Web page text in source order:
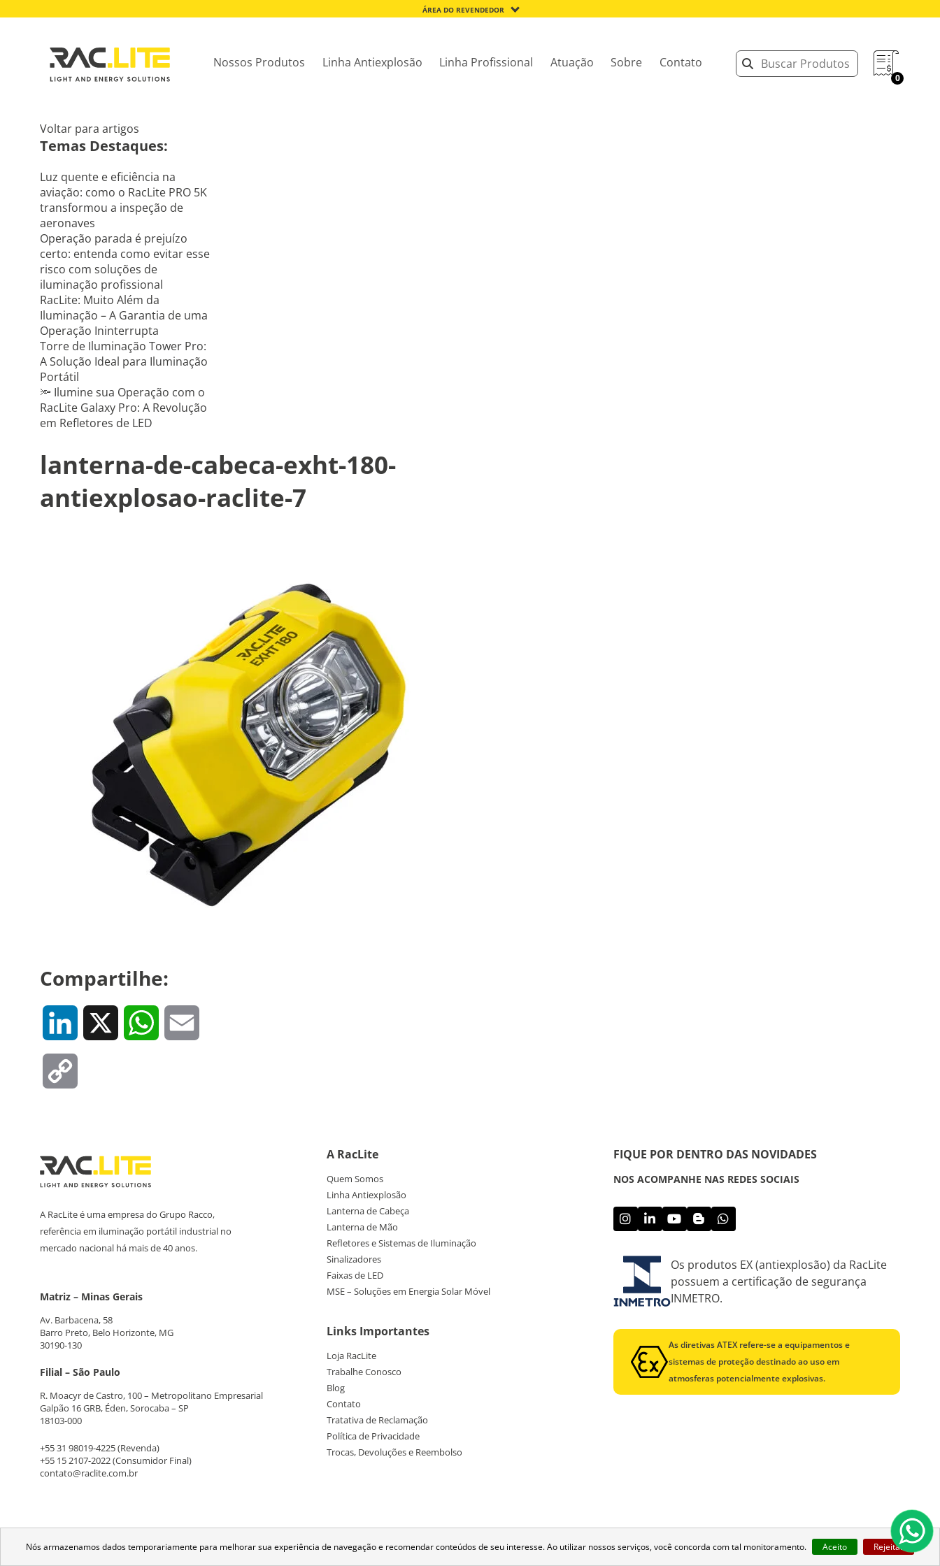
Nós armazenamos dados temporariamente para melhorar sua experiência de navegação e recomendar conteúdos de seu interesse. Ao utilizar nossos serviços, você concorda com tal monitoramento. Aceito Rejeitar
ÁREA DO REVENDEDOR
Nossos Produtos Linha Antiexplosão Linha Profissional Atuação Sobre Contato
0
Voltar para artigos
Temas Destaques:
Luz quente e eficiência na
aviação: como o RacLite PRO 5K
transformou a inspeção de
aeronaves
Operação parada é prejuízo
certo: entenda como evitar esse
risco com soluções de
iluminação profissional
RacLite: Muito Além da
Iluminação – A Garantia de uma
Operação Ininterrupta
Torre de Iluminação Tower Pro:
A Solução Ideal para Iluminação
Portátil
🔦 Ilumine sua Operação com o
RacLite Galaxy Pro: A Revolução
em Refletores de LED
lanterna-de-cabeca-exht-180-
antiexplosao-raclite-7
Compartilhe:
LinkedIn WhatsApp
A RacLite é uma empresa do Grupo Racco,
referência em iluminação portátil industrial no
mercado nacional há mais de 40 anos.
Matriz – Minas Gerais
Av. Barbacena, 58
Barro Preto, Belo Horizonte, MG
30190-130
Filial – São Paulo
R. Moacyr de Castro, 100 – Metropolitano Empresarial
Galpão 16 GRB, Éden, Sorocaba – SP
18103-000
+55 31 98019-4225(Revenda)
+55 15 2107-2022(Consumidor Final)
contato@raclite.com.br
A RacLite
Quem Somos
Linha Antiexplosão
Lanterna de Cabeça
Lanterna de Mão
Refletores e Sistemas de Iluminação
Sinalizadores
Faixas de LED
MSE – Soluções em Energia Solar Móvel
Links Importantes
Loja RacLite
Trabalhe Conosco
Blog
Contato
Tratativa de Reclamação
Política de Privacidade
Trocas, Devoluções e Reembolso
FIQUE POR DENTRO DAS NOVIDADES
NOS ACOMPANHE NAS REDES SOCIAIS
Os produtos EX (antiexplosão) da RacLite
possuem a certificação de segurança
INMETRO.
As diretivas ATEX refere-se a equipamentos e
sistemas de proteção destinado ao uso em
atmosferas potencialmente explosivas.
© 2026 RacLite, todos os direitos reservados.